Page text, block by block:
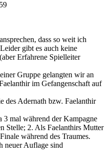
dass so weit ich
gibt es auch keine
Erfahrene Spielleiter
Gruppe gelangten wir an
im Gefangenschaft auf
des Adernath bzw. Faelanthir
3 mal während der Kampagne
Stelle; 2. Als Faelanthirs Mutter
während des Traumes.
neuer Auflage sind